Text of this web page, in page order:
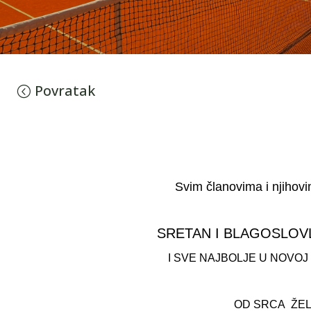
Povratak
Svim članovima i
SRETAN I
I SVE NAJBOLJE U
OD SRCA